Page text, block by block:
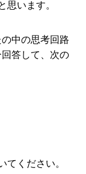
思います。
中の思考回路
答して、次の
てください。